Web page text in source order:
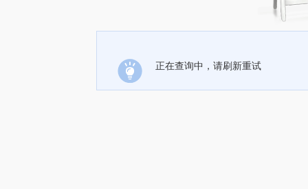
正在查询中，请刷新重试